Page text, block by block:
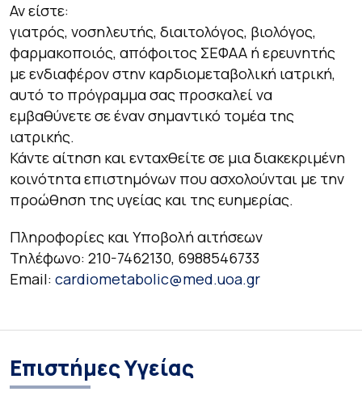
Αν είστε:
γιατρός, νοσηλευτής, διαιτολόγος, βιολόγος,
φαρμακοποιός, απόφοιτος ΣΕΦΑΑ ή ερευνητής
με ενδιαφέρον στην καρδιομεταβολική ιατρική,
αυτό το πρόγραμμα σας προσκαλεί να
εμβαθύνετε σε έναν σημαντικό τομέα της
ιατρικής.
Κάντε αίτηση και ενταχθείτε σε μια διακεκριμένη
κοινότητα επιστημόνων που ασχολούνται με την
προώθηση της υγείας και της ευημερίας.
Πληροφορίες και Υποβολή αιτήσεων
Τηλέφωνο: 210-7462130, 6988546733
Email: cardiometabolic@med.uoa.gr
Επιστήμες Υγείας